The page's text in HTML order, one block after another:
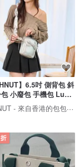
】6.5吋 側背包 斜
小廢包 手機包 Luna
DOUGHNUT - 來自香港的包包設計品牌